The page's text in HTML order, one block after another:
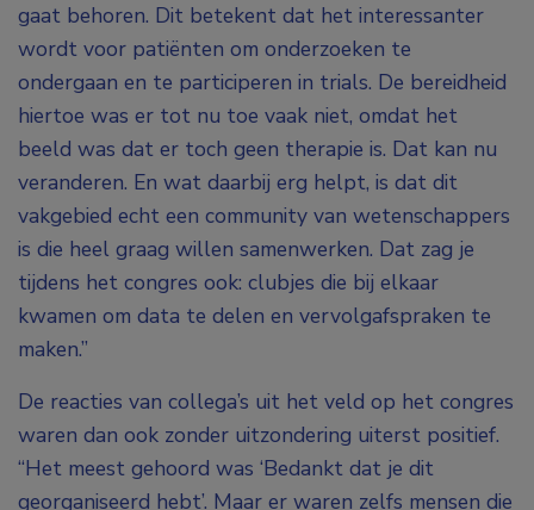
gaat behoren. Dit betekent dat het interessanter
wordt voor patiënten om onderzoeken te
ondergaan en te participeren in trials. De bereidheid
hiertoe was er tot nu toe vaak niet, omdat het
beeld was dat er toch geen therapie is. Dat kan nu
veranderen. En wat daarbij erg helpt, is dat dit
vakgebied echt een community van wetenschappers
is die heel graag willen samenwerken. Dat zag je
tijdens het congres ook: clubjes die bij elkaar
kwamen om data te delen en vervolgafspraken te
maken.”
De reacties van collega’s uit het veld op het congres
waren dan ook zonder uitzondering uiterst positief.
“Het meest gehoord was ‘Bedankt dat je dit
georganiseerd hebt’. Maar er waren zelfs mensen die